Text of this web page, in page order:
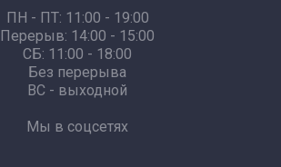
ПН - ПТ: 11:00 - 19:00
Перерыв: 14:00 - 15:00
СБ: 11:00 - 18:00
Без перерыва
ВС - выходной
Мы в соцсетях